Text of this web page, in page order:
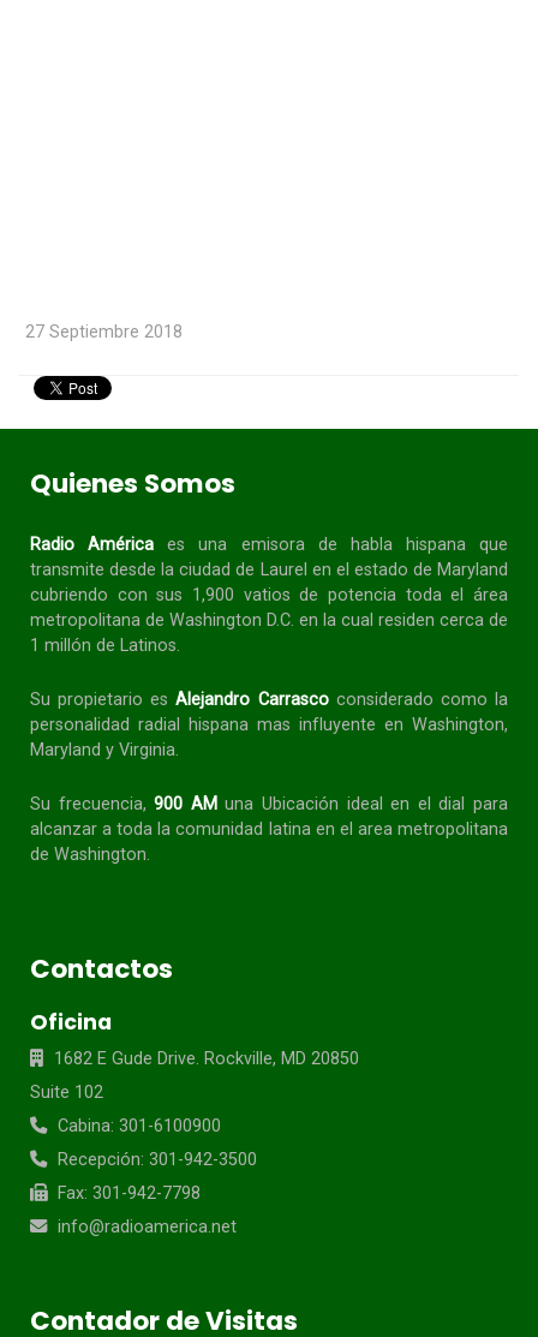
27 Septiembre 2018
Quienes Somos
Radio América es una emisora de habla hispanaque
transmite desde la ciudad de Laurel en el estado de Maryland
cubriendo con sus 1,900 vatios de potencia toda el área
metropolitana de Washington D.C. en la cual residen cerca de
1 millón de Latinos.
Su propietario esAlejandro Carrascoconsiderado como la
personalidad radial
hispana mas influyente en Washington,
Maryland y Virginia.
Su frecuencia, 900 AM una Ubicación ideal en el dial para
alcanzar a toda lacomunidad latina en el area metropolitana
de Washington.
Contactos
Oficina
1682 E Gude Drive. Rockville, MD 20850
Suite 102
Cabina: 301-6100900
Recepción: 301-942-3500
Fax: 301-942-7798
info@radioamerica.net
Contador de Visitas